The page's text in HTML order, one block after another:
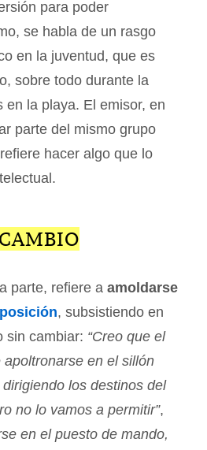
para poder
se habla de un rasgo
en la juventud, que es
sobre todo durante la
en la playa. El emisor, en
parte del mismo grupo
hacer algo que lo
parte, refiere a amoldarse
posición, subsistiendo en
sin cambiar: “Creo que el
en el sillón
los destinos del
no lo vamos a permitir”,
en el puesto de mando,